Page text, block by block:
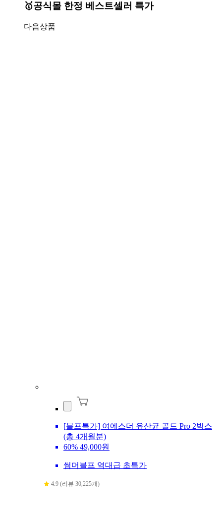
🥇공식몰 한정 베스트셀러 특가
다음상품
[블프특가] 여에스더 유산균 골드 Pro 2박스
(총 4개월분)
60% 49,000원
썸머블프 역대급 초특가
4.9 (리뷰 30,225개)